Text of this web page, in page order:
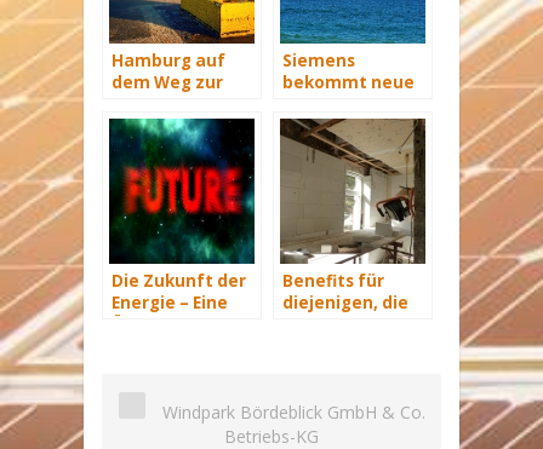
Hamburg auf
dem Weg zur
Hauptstadt
Siemens
bekommt neue
Schiffe
Die Zukunft der
Energie – Eine
Benefits für
diejenigen, die
Windpark Bördeblick GmbH & Co.
Betriebs-KG